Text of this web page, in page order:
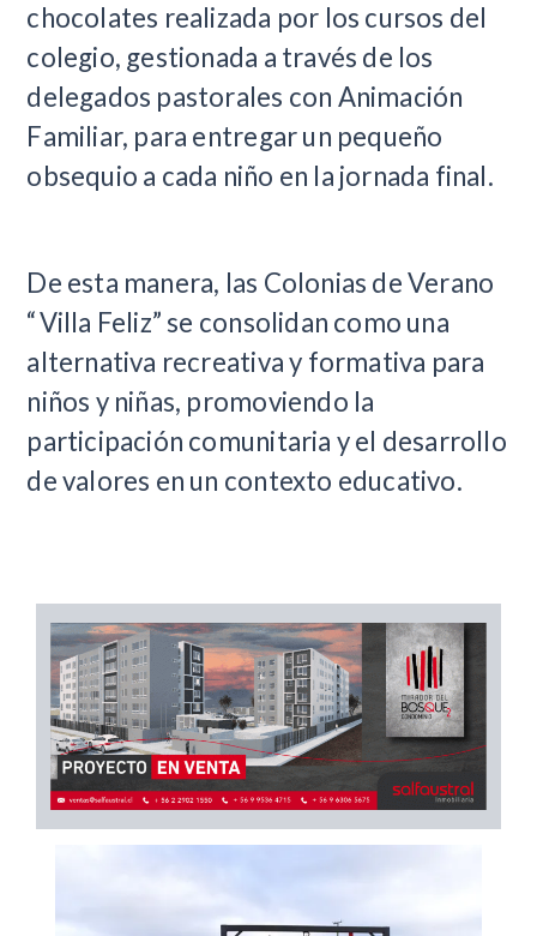
chocolates realizada por los cursos del
colegio, gestionada a través de los
delegados pastorales con Animación
Familiar, para entregar un pequeño
obsequio a cada niño en la jornada final.
De esta manera, las Colonias de Verano
“Villa Feliz” se consolidan como una
alternativa recreativa y formativa para
niños y niñas, promoviendo la
participación comunitaria y el desarrollo
de valores en un contexto educativo.